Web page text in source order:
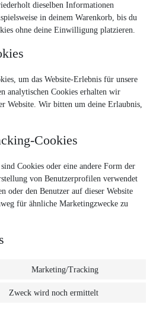
dieselben Informationen
in deinem Warenkorb, bis du
ohne deine Einwilligung platzieren.
um das Website-Erlebnis für unsere
analytischen Cookies erhalten wir
Website. Wir bitten um deine Erlaubnis,
Cookies
Cookies oder eine andere Form der
von Benutzerprofilen verwendet
oder den Benutzer auf dieser Website
für ähnliche Marketingzwecke zu
Marketing/Tracking
Zweck wird noch ermittelt